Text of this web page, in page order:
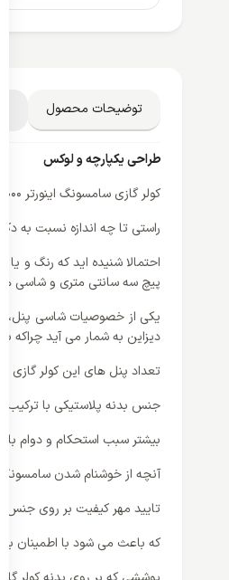
توضیحات محصول
طراحی یکپارچه و لوکس
کولر گازی سامسونگ اینورتر 24000 ;
راستی تا چه اندازه نسبت به
پیچ سه سانتی متری و شاسی
یکی از خصوصیات شاسی پنل،
دیزاین به شمار می آید چراکه
تعداد پنل های این کولر
جنس بدنه پلاستیکی با ترکیب
بیشتر سبب استحکام و دوام
آنچه از خوشنام شدن سامسونگ
تایید مهر کیفیت بر روی جنس
که باعث می شود با اطمینان